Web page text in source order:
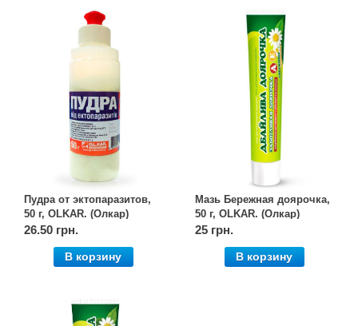
Пудра от эктопаразитов,
50 г, OLKAR. (Олкар)
26.50 грн.
В корзину
Мазь Бережная доярочка,
50 г, OLKAR. (Олкар)
25 грн.
В корзину